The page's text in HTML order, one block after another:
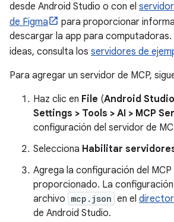
desde Android Studio o con el
de Figma
para proporcionar
descargar la app para
ideas, consulta los servidores de
Para agregar un servidor de MCP,
Haz clic en File (Android Studio
Settings > Tools > AI > MCP
configuración del servidor de
Selecciona Habilitar
Agrega la configuración del
proporcionado. La configuración
archivo mcp.json en el
de Android Studio.